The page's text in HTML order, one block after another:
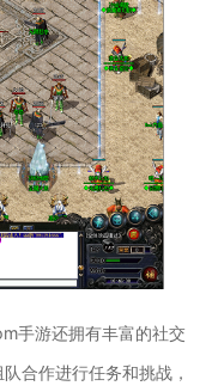
手游还拥有丰富的社交
合作进行任务和挑战，